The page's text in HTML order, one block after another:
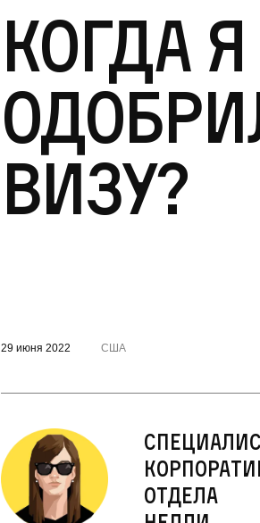
Когда
визу?
29 июня 2022 США
отдела